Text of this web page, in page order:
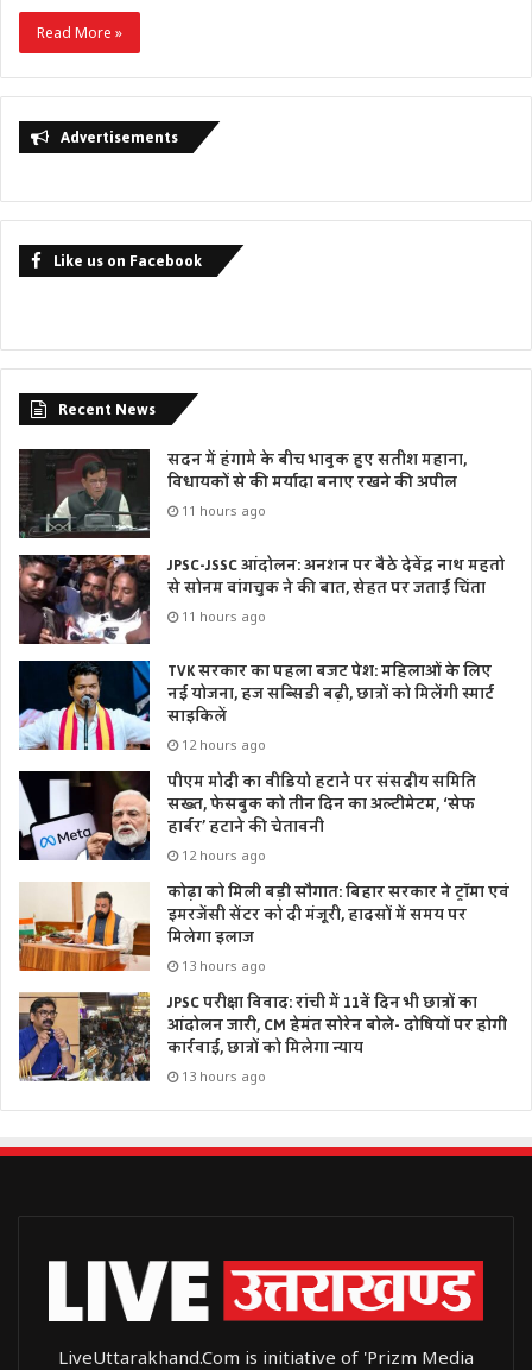
Read More »
Advertisements
Like us on Facebook
Recent News
सदन में हंगामे के बीच भावुक हुए सतीश महाना,
विधायकों से की मर्यादा बनाए रखने की अपील
11 hours ago
JPSC-JSSC आंदोलन: अनशन पर बैठे देवेंद्र नाथ महतो
से सोनम वांगचुक ने की बात, सेहत पर जताई चिंता
11 hours ago
TVK सरकार का पहला बजट पेश: महिलाओं के लिए
नई योजना, हज सब्सिडी बढ़ी, छात्रों को मिलेंगी स्मार्ट
साइकिलें
12 hours ago
पीएम मोदी का वीडियो हटाने पर संसदीय समिति
सख्त, फेसबुक को तीन दिन का अल्टीमेटम, ‘सेफ
हार्बर’ हटाने की चेतावनी
12 hours ago
कोढ़ा को मिली बड़ी सौगात: बिहार सरकार ने ट्रॉमा एवं
इमरजेंसी सेंटर को दी मंजूरी, हादसों में समय पर
मिलेगा इलाज
13 hours ago
JPSC परीक्षा विवाद: रांची में 11वें दिन भी छात्रों का
आंदोलन जारी, CM हेमंत सोरेन बोले- दोषियों पर होगी
कार्रवाई, छात्रों को मिलेगा न्याय
13 hours ago
LiveUttarakhand.Com is initiative of 'Prizm Media